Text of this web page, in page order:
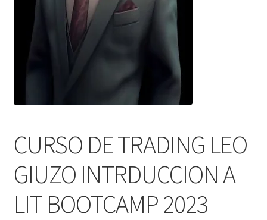
CURSO DE TRADING LEO
GIUZO INTRDUCCION A
LIT BOOTCAMP 2023